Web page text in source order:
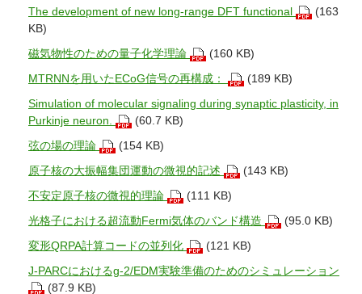
The development of new long-range DFT functional
(163
KB)
磁気物性のための量子化学理論
(160 KB)
MTRNNを用いたECoG信号の再構成：
(189 KB)
Simulation of molecular signaling during synaptic plasticity, in
Purkinje neuron.
(60.7 KB)
弦の場の理論
(154 KB)
原子核の大振幅集団運動の微視的記述
(143 KB)
不安定原子核の微視的理論
(111 KB)
光格子における超流動Fermi気体のバンド構造
(95.0 KB)
変形QRPA計算コードの並列化
(121 KB)
J-PARCにおけるg-2/EDM実験準備のためのシミュレーション
(87.9 KB)